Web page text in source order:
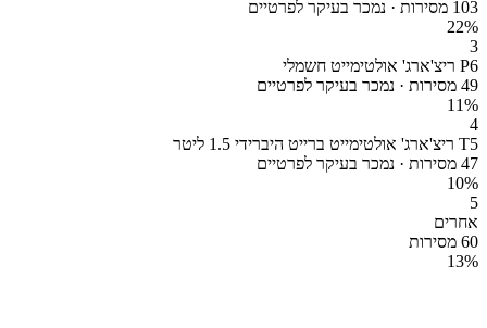
103 מסירות · נמכר בעיקר לפרטיים
22%
3
P6 ריצ'ארג' אולטימייט חשמלי
49 מסירות · נמכר בעיקר לפרטיים
11%
4
T5 ריצ'ארג' אולטימייט ברייט היברידי 1.5 ליטר
47 מסירות · נמכר בעיקר לפרטיים
10%
5
אחרים
60 מסירות
13%